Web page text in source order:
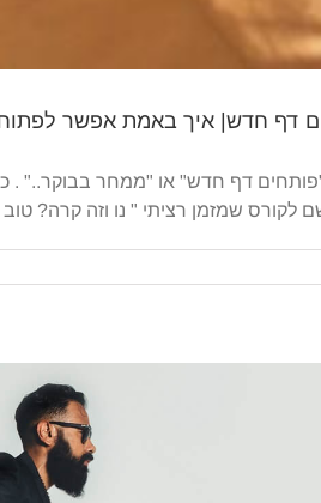
דף חדש| איך באמת אפשר
דף חדש" או "ממחר בבוקר.." .
לקורס שמזמן רציתי " נו וזה קרה?